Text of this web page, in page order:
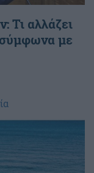
Τι αλλάζει
σύμφωνα με